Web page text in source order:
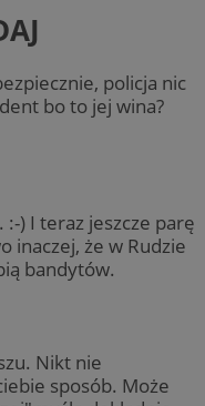
policja nic
bo to jej wina?
) I teraz jeszcze parę
inaczej, że w Rudzie
bandytów.
Nikt nie
sposób. Może